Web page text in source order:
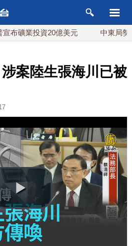
投資20億美元 中東局勢動盪
案陸生張海川已被